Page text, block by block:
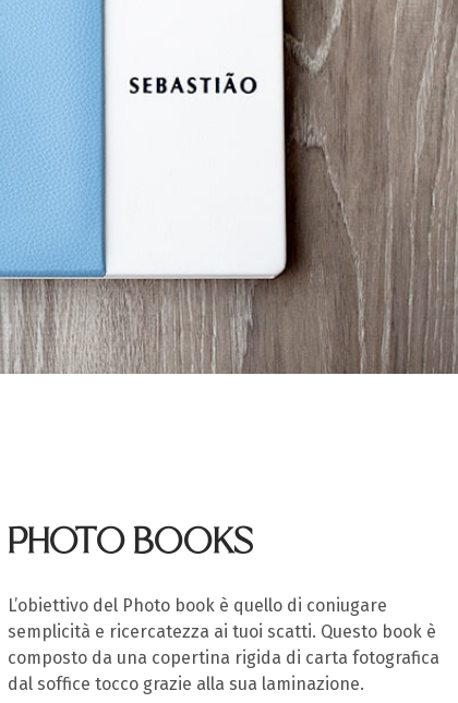
PHOTO BOOKS
L’obiettivo del Photo book è quello di coniugare
semplicità e ricercatezza ai tuoi scatti. Questo book è
composto da una copertina rigida di carta fotografica
dal soffice tocco grazie alla sua laminazione.